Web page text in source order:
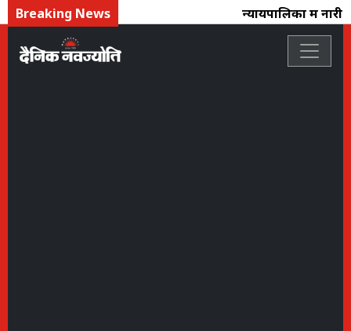
Breaking News न्यायपालिका में